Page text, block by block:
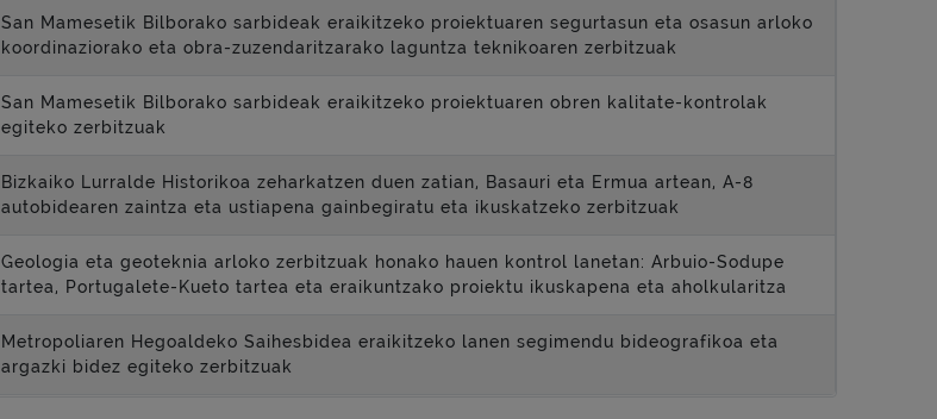
San Mamesetik Bilborako sarbideak eraikitzeko proiektuaren segurtasun eta osasun arloko
koordinaziorako eta obra-zuzendaritzarako laguntza teknikoaren zerbitzuak
San Mamesetik Bilborako sarbideak eraikitzeko proiektuaren obren kalitate-kontrolak
egiteko zerbitzuak
Bizkaiko Lurralde Historikoa zeharkatzen duen zatian, Basauri eta Ermua artean, A-8
autobidearen zaintza eta ustiapena gainbegiratu eta ikuskatzeko zerbitzuak
Geologia eta geoteknia arloko zerbitzuak honako hauen kontrol lanetan: Arbuio-Sodupe
tartea, Portugalete-Kueto tartea eta eraikuntzako proiektu ikuskapena eta aholkularitza
Metropoliaren Hegoaldeko Saihesbidea eraikitzeko lanen segimendu bideografikoa eta
argazki bidez egiteko zerbitzuak